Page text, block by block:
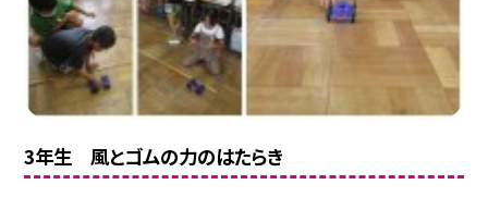
3年生 風とゴムの力のはたらき